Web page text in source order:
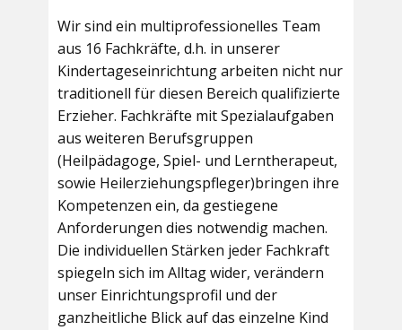
Wir sind ein multiprofessionelles Team
aus 16 Fachkräfte, d.h. in unserer
Kindertageseinrichtung arbeiten nicht nur
traditionell für diesen Bereich qualifizierte
Erzieher. Fachkräfte mit Spezialaufgaben
aus weiteren Berufsgruppen
(Heilpädagoge, Spiel- und Lerntherapeut,
sowie Heilerziehungspfleger)bringen ihre
Kompetenzen ein, da gestiegene
Anforderungen dies notwendig machen.
Die individuellen Stärken jeder Fachkraft
spiegeln sich im Alltag wider, verändern
unser Einrichtungsprofil und der
ganzheitliche Blick auf das einzelne Kind